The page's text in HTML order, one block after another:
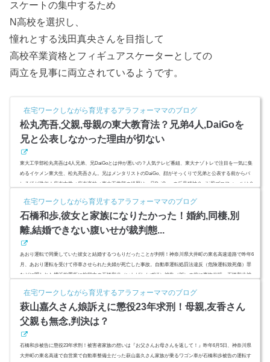
スケートの集中するため
N高校を選択し、
憧れとする浅田真央さんを目指して
高校卒業資格とフィギュアスケーターとしての
両立を見事に両立されているようです。
在宅ワークしながら育児するアラフォーママのブログ
松丸亮吾,父親,母親の東大教育法？兄弟4人,DaiGoを
兄と公表しなかった理由が切ない
東大工学部松丸亮吾は4人兄弟、兄DaiGoとは仲が悪いの？人気テレビ番組、東大ナゾトレで注目を一気に集
めるイケメン東大生、松丸亮吾さん。兄はメンタリストのDaiGo、顔がそっくりで兄弟と公表する前からバ
レるほど激似！麻布中学⇒麻布高校⇒東大工学部の経歴は、兄DaiGoへの反骨精神？wiki風プロフィールは？
gle || ).push({ google_ad_client: "ca-pub-4735429620646332", enable_page_level_a...
在宅ワークしながら育児するアラフォーママのブログ
石橋和歩,彼女と家族になりたかった！婚約,同棲,別
離,結婚できない腹いせが裁判態...
あおり運転で同乗していた彼女と結婚するつもりだったことが判明！神奈川県大井町の東名高速道路で昨年6
月、あおり運転を受けて停車させられた夫婦が死亡した事故。自動車運転処罰法違反（危険運転致死傷）罪
などに問われた横浜拘置所に拘留中の石橋和歩（いしばしかずほ）被告（26）の前に事故当時、石橋和歩被
和歩被告は涙。その涙の原因は？裁判態度に反省がみられないのは彼女と引き裂かれたという思いが強いか
ら？30万円の理由...
在宅ワークしながら育児するアラフォーママのブログ
萩山嘉久さん娘訴えに懲役23年求刑！母親,友香さん
父親も無念,判決は？
石橋和歩被告に懲役23年求刑！被害者家族の想いは『お父さんお母さんを返して！』昨年6月5日、神奈川県
大井町の東名高速で自営業で自動車整備士だった萩山嘉久さん家族が乗るワゴン車が石橋和歩被告の運転す